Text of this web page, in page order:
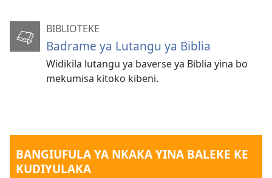
BIBLIOTEKE
Badrame ya Lutangu ya Biblia
Widikila lutangu ya baverse ya Biblia yina bo
mekumisa kitoko kibeni.
BANGIUFULA YA NKAKA YINA BALEKE KE
KUDIYULAKA